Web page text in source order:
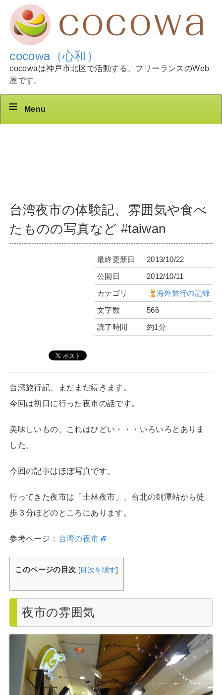
cocowa（心和）
cocowaは神戸市北区で活動する、フリーランスのWeb
屋です。
Menu
台湾夜市の体験記、雰囲気や食べ
たものの写真など #taiwan
最終更新日
2013/10/22
公開日
2012/10/11
カテゴリ
海外旅行の記録
文字数
566
読了時間
約1分
台湾旅行記、まだまだ続きます。
今回は初日に行った夜市の話です。
美味しいもの、これはひどい・・・いろいろとありま
した。
今回の記事はほぼ写真です。
行ってきた夜市は「士林夜市」、台北の剣潭站から徒
歩３分ほどのところにあります。
参考ページ： 台湾の夜市
このページの目次 [ 目次を隠す]
夜市の雰囲気